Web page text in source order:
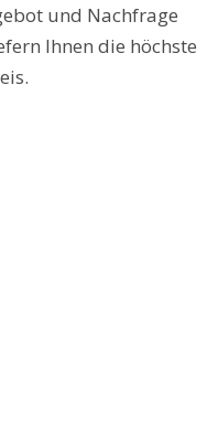
und Nachfrage
Ihnen die höchste